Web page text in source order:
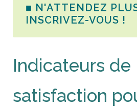
■ N'ATTENDEZ
INSCRIVEZ-VOUS !
Indicateurs de
satisfaction